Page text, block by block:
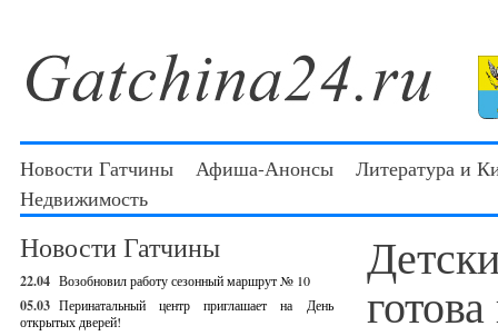
Новости Гатчины Афиша-Анонсы
Литература и
Недвижимость
Новости Гатчины
22.04 Возобновил работу сезонный маршрут № 10
05.03 Перинатальный центр приглашает на День
открытых дверей!